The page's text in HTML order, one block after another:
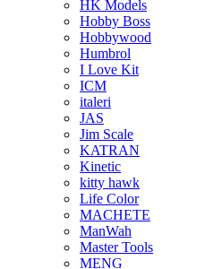
HK Models
Hobby Boss
Hobbywood
Humbrol
I Love Kit
ICM
italeri
JAS
Jim Scale
KATRAN
Kinetic
kitty hawk
Life Color
MACHETE
ManWah
Master Tools
MENG